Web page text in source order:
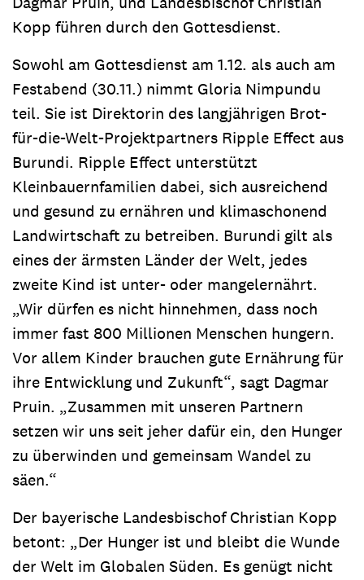
Kopp führen durch den Gottesdienst.
Sowohl am Gottesdienst am 1.12. als auch am
Festabend (30.11.) nimmt Gloria Nimpundu
teil. Sie ist Direktorin des langjährigen Brot-
für-die-Welt-Projektpartners Ripple Effect aus
Burundi. Ripple Effect unterstützt
Kleinbauernfamilien dabei, sich ausreichend
und gesund zu ernähren und klimaschonend
Landwirtschaft zu betreiben. Burundi gilt als
eines der ärmsten Länder der Welt, jedes
zweite Kind ist unter- oder mangelernährt.
„Wir dürfen es nicht hinnehmen, dass noch
immer fast 800 Millionen Menschen hungern.
Vor allem Kinder brauchen gute Ernährung für
ihre Entwicklung und Zukunft“, sagt Dagmar
Pruin. „Zusammen mit unseren Partnern
setzen wir uns seit jeher dafür ein, den Hunger
zu überwinden und gemeinsam Wandel zu
säen.“
Der bayerische Landesbischof Christian Kopp
betont: „Der Hunger ist und bleibt die Wunde
der Welt im Globalen Süden. Es genügt nicht